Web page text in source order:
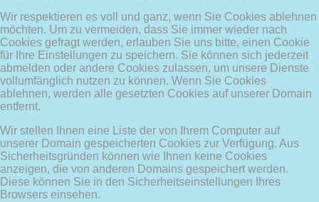
Wir respektieren es voll und ganz, wenn Sie Cookies ablehnen
möchten. Um zu vermeiden, dass Sie immer wieder nach
Cookies gefragt werden, erlauben Sie uns bitte, einen Cookie
für Ihre Einstellungen zu speichern. Sie können sich jederzeit
abmelden oder andere Cookies zulassen, um unsere Dienste
vollumfänglich nutzen zu können. Wenn Sie Cookies
ablehnen, werden alle gesetzten Cookies auf unserer Domain
entfernt.
Wir stellen Ihnen eine Liste der von Ihrem Computer auf
unserer Domain gespeicherten Cookies zur Verfügung. Aus
Sicherheitsgründen können wie Ihnen keine Cookies
anzeigen, die von anderen Domains gespeichert werden.
Diese können Sie in den Sicherheitseinstellungen Ihres
Browsers einsehen.